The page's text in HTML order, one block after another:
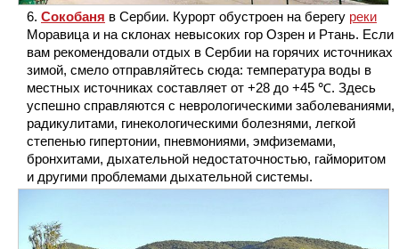
Сокобаня в Сербии. Курорт обустроен на берегу реки
Моравица и на склонах невысоких гор Озрен и Ртань. Если
вам рекомендовали отдых в Сербии на горячих источниках
зимой, смело отправляйтесь сюда: температура воды в
местных источниках составляет от +28 до +45 ℃. Здесь
успешно справляются с неврологическими заболеваниями,
радикулитами, гинекологическими болезнями, легкой
степенью гипертонии, пневмониями, эмфиземами,
бронхитами, дыхательной недостаточностью, гайморитом
и другими проблемами дыхательной системы.